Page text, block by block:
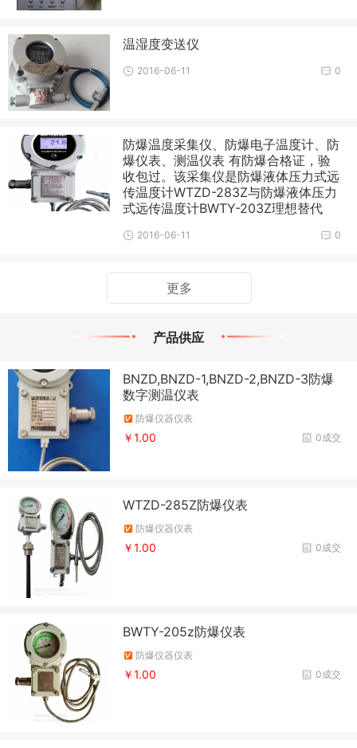
温湿度变送仪
0
2016-06-11
防爆温度采集仪、防爆电子温度计、防
爆仪表、测温仪表 有防爆合格证，验
收包过。该采集仪是防爆液体压力式远
传温度计WTZD-283Z与防爆液体压力
式远传温度计BWTY-203Z理想替代
0
2016-06-11
更多
产品供应
BNZD,BNZD-1,BNZD-2,BNZD-3防爆
数字测温仪表
防爆仪器仪表
0成交
￥1.00
WTZD-285Z防爆仪表
防爆仪器仪表
0成交
￥1.00
BWTY-205z防爆仪表
防爆仪器仪表
0成交
￥1.00